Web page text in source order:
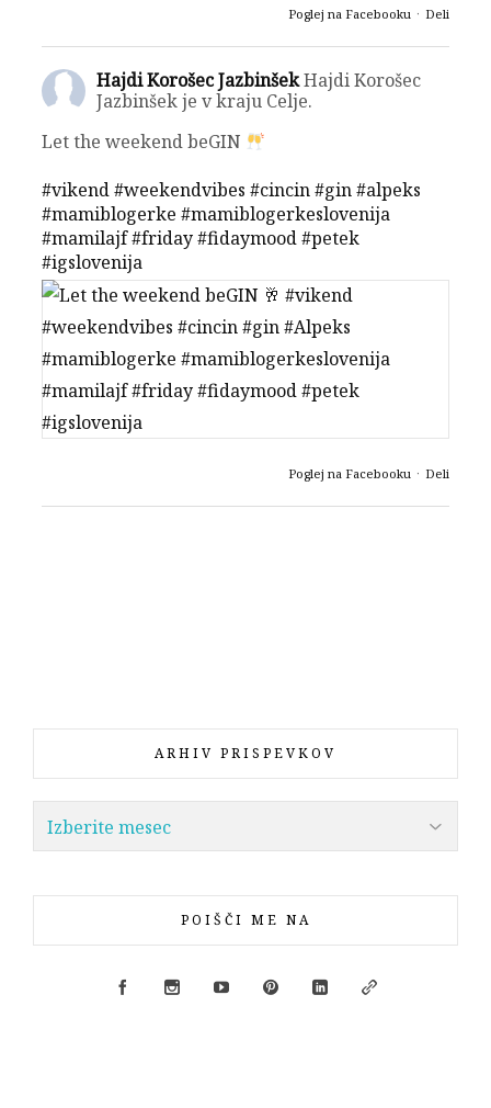
Poglej na Facebooku · Deli
Hajdi Korošec JazbinšekHajdi Korošec
Jazbinšek je v kraju Celje.
Let the weekend beGIN
#vikend#weekendvibes #cincin#gin#alpeks
#mamiblogerke #mamiblogerkeslovenija
#mamilajf#friday#fidaymood#petek
#igslovenija
Poglej na Facebooku · Deli
ARHIV PRISPEVKOV
POIŠČI ME NA